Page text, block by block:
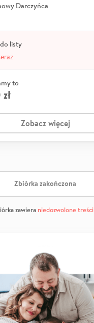
Darczyńca
listy
to
zł
Zobacz więcej
Zbiórka zakończona
zawiera niedozwolone treści